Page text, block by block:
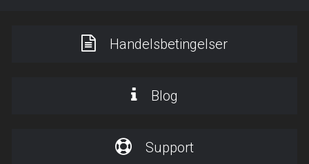
Handelsbetingelser
Blog
Support